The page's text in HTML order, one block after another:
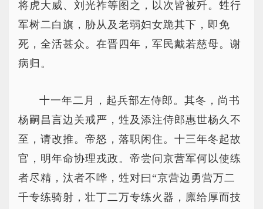
将虎大威、刘光祚等图之，以次皆被歼。甡行
军树二白旗，胁从及老弱妇女跪其下，即免
死，全活甚众。在晋四年，军民戴若慈母。谢
病归。
十一年二月，起兵部左侍郎。其冬，尚书
杨嗣昌言边关戒严，甡及添注侍郎惠世杨久不
至，请改推。帝怒，落职闲住。十三年冬起故
官，明年命协理戎政。帝尝问京营军何以使练
者尽精，汰者不哗，甡对曰“京营边勇营万二
千专练骑射，壮丁二万专练火器，廪给厚而技